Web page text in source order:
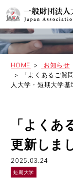
HOME お知らせ
「よくあるご質
人大学・短期大学基
「よくあ
更新しま
2025.03.24
短期大学